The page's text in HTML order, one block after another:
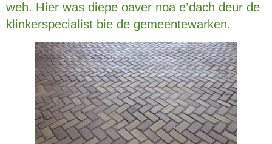
weh. Hier was diepe oaver noa e’dach deur de
klinkerspecialist bie de gemeentewarken.